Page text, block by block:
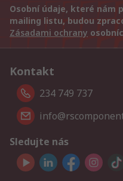
Osobní údaje, které nám
mailing listu, budou
Zásadami ochrany
Kontakt
234 749 737
Sledujte nás